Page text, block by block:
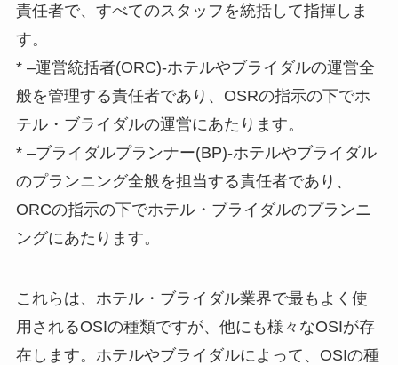
責任者で、すべてのスタッフを統括して指揮しま
す。
* –運営統括者(ORC)-ホテルやブライダルの運営全
般を管理する責任者であり、OSRの指示の下でホ
テル・ブライダルの運営にあたります。
* –ブライダルプランナー(BP)-ホテルやブライダル
のプランニング全般を担当する責任者であり、
ORCの指示の下でホテル・ブライダルのプランニ
ングにあたります。
これらは、ホテル・ブライダル業界で最もよく使
用されるOSIの種類ですが、他にも様々なOSIが存
在します。ホテルやブライダルによって、OSIの種